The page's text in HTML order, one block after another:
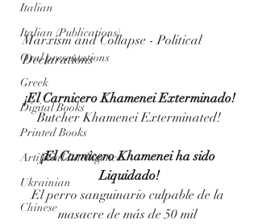
Italian
Italian (Publications)
Oral presentations
Greek
Digital Books
Printed Books
Artificial Intelligence
Ukrainian
Chinese
Marxism and Collapse - Political
Declarations
¡El Carnicero Khamenei Exterminado!
Butcher Khamenei Exterminated!
¡El Carnicero Khamenei ha sido
Liquidado!
El perro sanguinario culpable de la
masacre de más de 50 mil